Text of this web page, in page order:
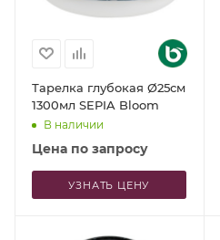
Тарелка глубокая Ø25см
1300мл SEPIA Bloom
В наличии
Цена по запросу
УЗНАТЬ ЦЕНУ